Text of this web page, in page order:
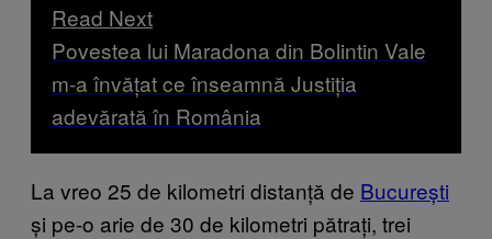
Read Next
Povestea lui Maradona din Bolintin Vale
m-a învățat ce înseamnă Justiția
adevărată în România
La vreo 25 de kilometri distanță de București
și pe-o arie de 30 de kilometri pătrați, trei